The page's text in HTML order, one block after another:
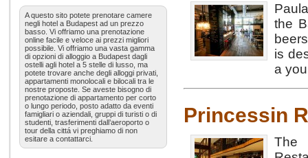
A questo sito potete prenotare camere
negli hotel a Budapest ad un prezzo
basso. Vi offriamo una prenotazione
online facile e veloce ai prezzi migliori
possibile. Vi offriamo una vasta gamma
di opzioni di alloggio a Budapest dagli
ostelli agli hotel a 5 stelle di lusso, ma
potete trovare anche degli alloggi privati,
appartamenti monolocali e bilocali tra le
nostre proposte. Se aveste bisogno di
prenotazione di appartamento per corto
o lungo periodo, posto adatto da eventi
famigliari o aziendali, gruppi di turisti o di
studenti, trasferimenti dall’aeroporto o
tour della cittá vi preghiamo di non
esitare a contattarci.
the
is
a
Princessin
The